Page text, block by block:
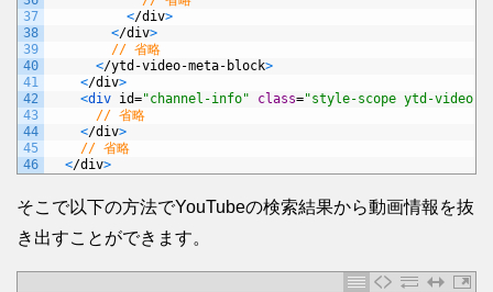
37
38
39
40
41
42
43
44
45
46
</div>
</div>
// 省略
</ytd -video-meta- block>
</div>
<div id="channel-info" class="style-scope ytd-video-
// 省略
</div>
// 省略
</div>
そこで以下の方法でYouTubeの検索結果から動画情報を抜
き出すことができます。